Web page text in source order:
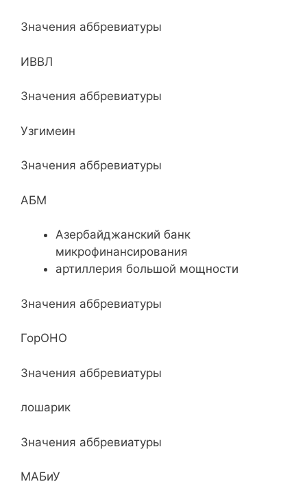
Значения аббревиатуры
ИВВЛ
Значения аббревиатуры
Узгимеин
Значения аббревиатуры
АБМ
Азербайджанский банк
микрофинансирования
артиллерия большой мощности
Значения аббревиатуры
ГорОНО
Значения аббревиатуры
лошарик
Значения аббревиатуры
МАБиУ